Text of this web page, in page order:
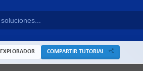
EXPLORADOR COMPARTIR TUTORIAL